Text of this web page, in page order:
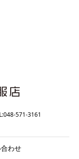
571-3161
わせ